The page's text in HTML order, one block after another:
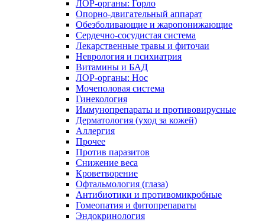
ЛОР-органы: Горло
Опорно-двигательный аппарат
Обезболивающие и жаропонижающие
Сердечно-сосудистая система
Лекарственные травы и фиточаи
Неврология и психиатрия
Витамины и БАД
ЛОР-органы: Нос
Мочеполовая система
Гинекология
Иммунопрепараты и противовирусные
Дерматология (уход за кожей)
Аллергия
Прочее
Против паразитов
Снижение веса
Кроветворение
Офтальмология (глаза)
Антибиотики и противомикробные
Гомеопатия и фитопрепараты
Эндокринология